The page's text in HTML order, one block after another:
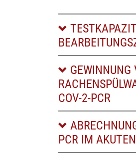
GEWINNUNG
COV-2-PCR
PCR IM